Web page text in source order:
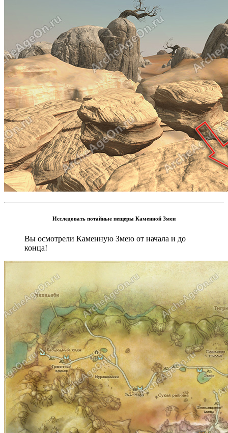
Исследовать потайные пещеры Каменной Змеи
Вы осмотрели Каменную Змею от начала и до
конца!